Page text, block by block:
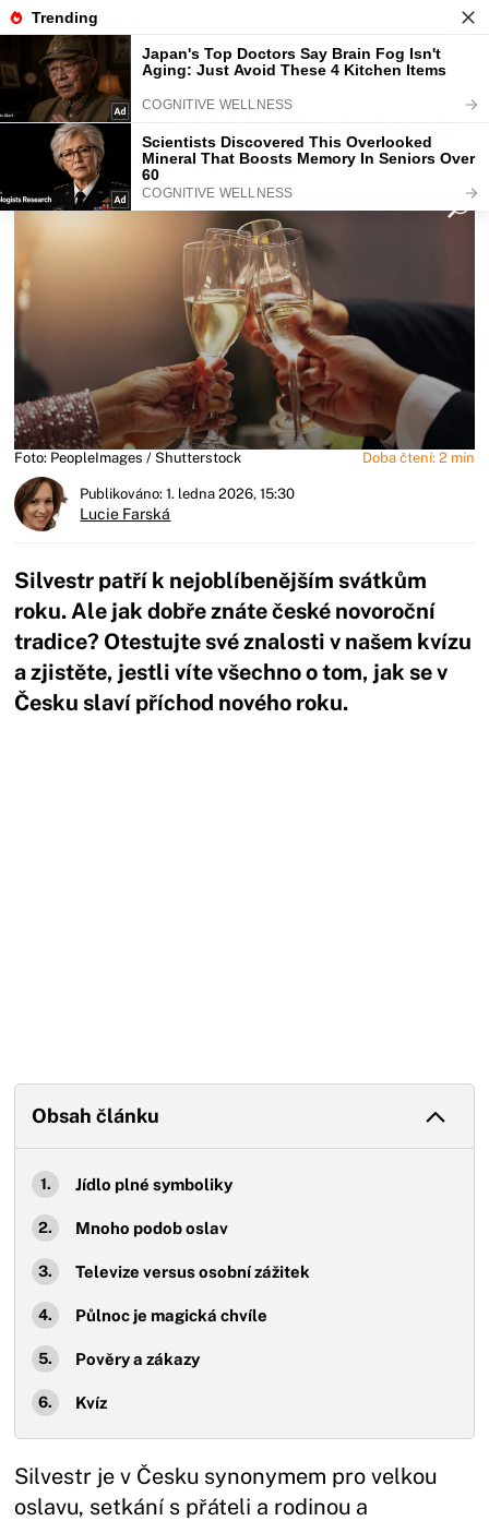
Fajntip.cz Bydlení
Novoroční kvíz po Česku: Dokážete
získat plný počet bodů?
Foto: PeopleImages / Shutterstock Doba čtení: 2 min
Publikováno: 1. ledna 2026, 15:30
Lucie Farská
Silvestr patří k nejoblíbenějším svátkům
roku. Ale jak dobře znáte české novoroční
tradice? Otestujte své znalosti v našem kvízu
a zjistěte, jestli víte všechno o tom, jak se v
Česku slaví příchod nového roku.
Obsah článku
Jídlo plné symboliky
Mnoho podob oslav
Televize versus osobní zážitek
Půlnoc je magická chvíle
Pověry a zákazy
Kvíz
Silvestr je v Česku synonymem pro velkou
oslavu, setkání s přáteli a rodinou a